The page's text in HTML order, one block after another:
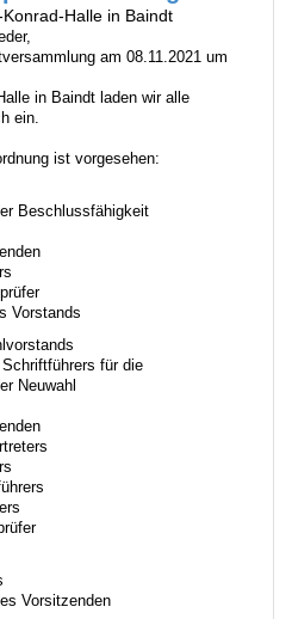
Halle in Baindt
am 08.11.2021 um
in Baindt laden wir alle
ein.
ist vorgesehen:
Beschlussfähigkeit
Vorstands
für die
Neuwahl
Vorsitzenden